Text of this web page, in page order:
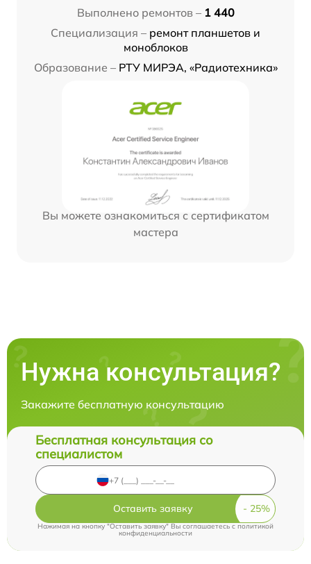
Выполнено ремонтов – 1 440
Специализация – ремонт планшетов и
моноблоков
Образование – РТУ МИРЭА, «Радиотехника»
Вы можете ознакомиться с сертификатом
мастера
Нужна консультация?
Закажите бесплатную консультацию
Бесплатная консультация со
специалистом
Оставить заявку
Нажимая на кнопку "Оставить заявку" Вы соглашаетесь cполитикой
конфиденциальности